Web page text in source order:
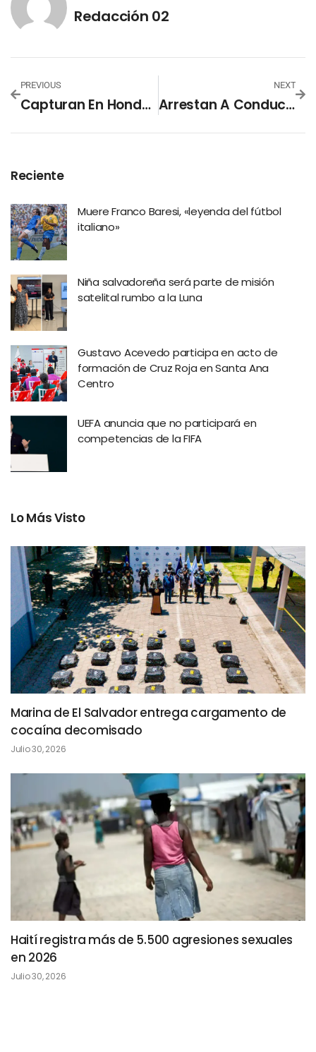
Redacción 02
PREVIOUS
Capturan En Honduras A Pastor Evangélico Acusado De Agresión Sexual
NEXT
Arrestan A Conductor De Ruta 30-B Por Maltratar A Usuaria
Reciente
Muere Franco Baresi, «leyenda del fútbol
italiano»
Niña salvadoreña será parte de misión
satelital rumbo a la Luna
Gustavo Acevedo participa en acto de
formación de Cruz Roja en Santa Ana
Centro
UEFA anuncia que no participará en
competencias de la FIFA
Lo Más Visto
Marina de El Salvador entrega cargamento de
cocaína decomisado
Julio 30, 2026
Haití registra más de 5.500 agresiones sexuales
en 2026
Julio 30, 2026